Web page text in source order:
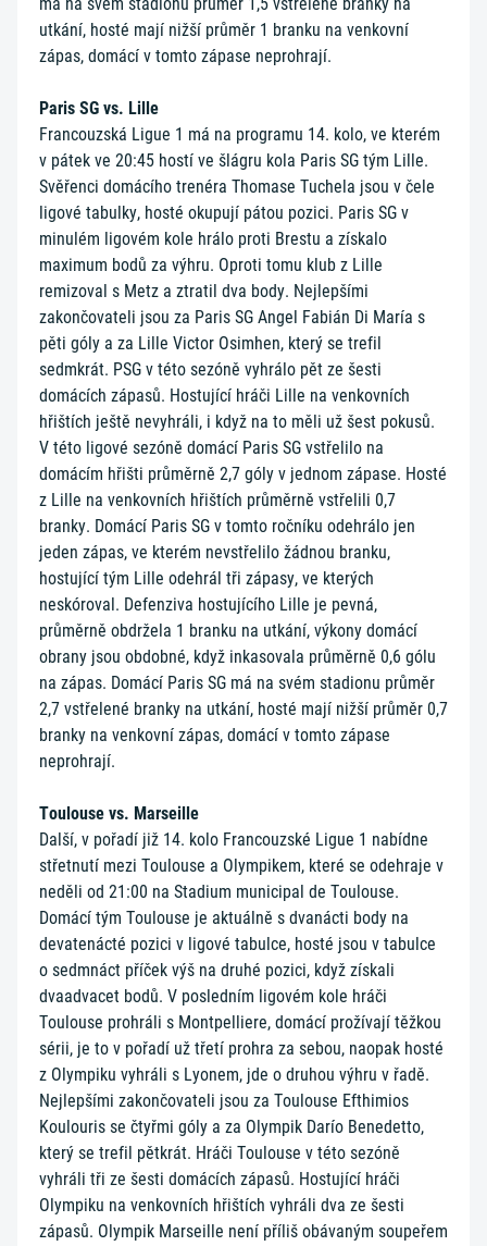
utkání, hosté mají nižší průměr 1 branku na venkovní
zápas, domácí v tomto zápase neprohrají.
Paris SG vs. Lille
Francouzská Ligue 1 má na programu 14. kolo, ve kterém
v pátek ve 20:45 hostí ve šlágru kola Paris SG tým Lille.
Svěřenci domácího trenéra Thomase Tuchela jsou v čele
ligové tabulky, hosté okupují pátou pozici. Paris SG v
minulém ligovém kole hrálo proti Brestu a získalo
maximum bodů za výhru. Oproti tomu klub z Lille
remizoval s Metz a ztratil dva body. Nejlepšími
zakončovateli jsou za Paris SG Angel Fabián Di María s
pěti góly a za Lille Victor Osimhen, který se trefil
sedmkrát. PSG v této sezóně vyhrálo pět ze šesti
domácích zápasů. Hostující hráči Lille na venkovních
hřištích ještě nevyhráli, i když na to měli už šest pokusů.
V této ligové sezóně domácí Paris SG vstřelilo na
domácím hřišti průměrně 2,7 góly v jednom zápase. Hosté
z Lille na venkovních hřištích průměrně vstřelili 0,7
branky. Domácí Paris SG v tomto ročníku odehrálo jen
jeden zápas, ve kterém nevstřelilo žádnou branku,
hostující tým Lille odehrál tři zápasy, ve kterých
neskóroval. Defenziva hostujícího Lille je pevná,
průměrně obdržela 1 branku na utkání, výkony domácí
obrany jsou obdobné, když inkasovala průměrně 0,6 gólu
na zápas. Domácí Paris SG má na svém stadionu průměr
2,7 vstřelené branky na utkání, hosté mají nižší průměr 0,7
branky na venkovní zápas, domácí v tomto zápase
neprohrají.
Toulouse vs. Marseille
Další, v pořadí již 14. kolo Francouzské Ligue 1 nabídne
střetnutí mezi Toulouse a Olympikem, které se odehraje v
neděli od 21:00 na Stadium municipal de Toulouse.
Domácí tým Toulouse je aktuálně s dvanácti body na
devatenácté pozici v ligové tabulce, hosté jsou v tabulce
o sedmnáct příček výš na druhé pozici, když získali
dvaadvacet bodů. V posledním ligovém kole hráči
Toulouse prohráli s Montpelliere, domácí prožívají těžkou
sérii, je to v pořadí už třetí prohra za sebou, naopak hosté
z Olympiku vyhráli s Lyonem, jde o druhou výhru v řadě.
Nejlepšími zakončovateli jsou za Toulouse Efthimios
Koulouris se čtyřmi góly a za Olympik Darío Benedetto,
který se trefil pětkrát. Hráči Toulouse v této sezóně
vyhráli tři ze šesti domácích zápasů. Hostující hráči
Olympiku na venkovních hřištích vyhráli dva ze šesti
zápasů. Olympik Marseille není příliš obávaným soupeřem